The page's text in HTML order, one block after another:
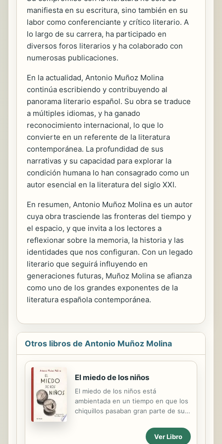
manifiesta en su escritura, sino también en su
labor como conferenciante y crítico literario. A
lo largo de su carrera, ha participado en
diversos foros literarios y ha colaborado con
numerosas publicaciones.
En la actualidad, Antonio Muñoz Molina
continúa escribiendo y contribuyendo al
panorama literario español. Su obra se traduce
a múltiples idiomas, y ha ganado
reconocimiento internacional, lo que lo
convierte en un referente de la literatura
contemporánea. La profundidad de sus
narrativas y su capacidad para explorar la
condición humana lo han consagrado como un
autor esencial en la literatura del siglo XXI.
En resumen, Antonio Muñoz Molina es un autor
cuya obra trasciende las fronteras del tiempo y
el espacio, y que invita a los lectores a
reflexionar sobre la memoria, la historia y las
identidades que nos configuran. Con un legado
literario que seguirá influyendo en
generaciones futuras, Muñoz Molina se afianza
como uno de los grandes exponentes de la
literatura española contemporánea.
Otros libros de Antonio Muñoz Molina
El miedo de los niños
El miedo de los niños está
ambientada en un tiempo en que los
chiquillos pasaban gran parte de su
historias en voz baja. Una de ellas es
la leyenda de los tísicos: hombres
Ver Libro